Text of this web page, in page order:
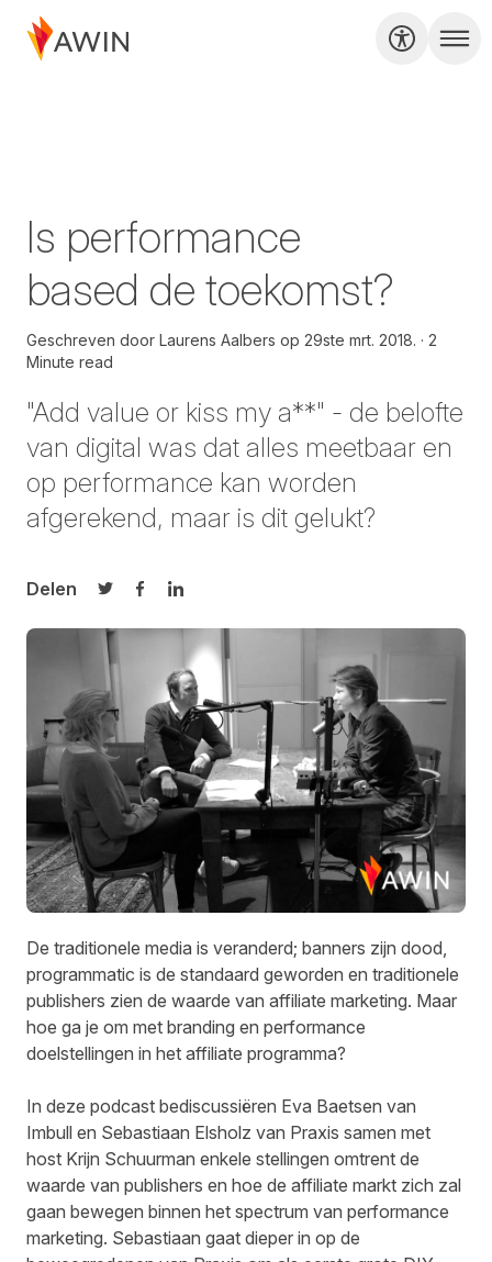
Is performance
based de toekomst?
Geschreven door Laurens Aalbers op 29ste mrt. 2018.
2
Minute read
"Add value or kiss my a**" - de belofte
van digital was dat alles meetbaar en
op performance kan worden
afgerekend, maar is dit gelukt?
Delen
Delen op Twitter
Delen op Facebook
Delen op LinkedIn
De traditionele media is veranderd; banners zijn dood,
programmatic is de standaard geworden en traditionele
publishers zien de waarde van affiliate marketing. Maar
hoe ga je om met branding en performance
doelstellingen in het affiliate programma?
In deze podcast bediscussiëren Eva Baetsen van
Imbull en Sebastiaan Elsholz van Praxis samen met
host Krijn Schuurman enkele stellingen omtrent de
waarde van publishers en hoe de affiliate markt zich zal
gaan bewegen binnen het spectrum van performance
marketing. Sebastiaan gaat dieper in op de